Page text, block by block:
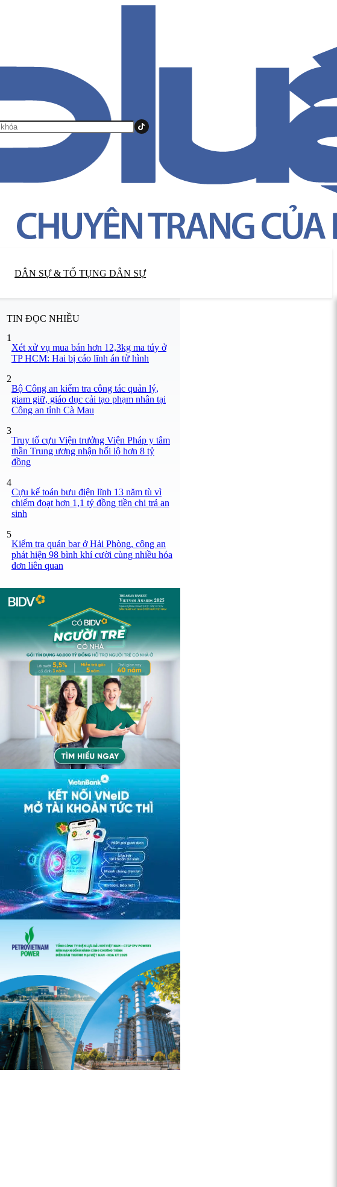
DÂN SỰ & TỐ TỤNG DÂN SỰ
TIN ĐỌC NHIỀU
1
Xét xử vụ mua bán hơn 12,3kg ma túy ở
TP HCM: Hai bị cáo lĩnh án tử hình
2
Bộ Công an kiểm tra công tác quản lý,
giam giữ, giáo dục cải tạo phạm nhân tại
Công an tỉnh Cà Mau
3
Truy tố cựu Viện trưởng Viện Pháp y tâm
thần Trung ương nhận hối lộ hơn 8 tỷ
đồng
4
Cựu kế toán bưu điện lĩnh 13 năm tù vì
chiếm đoạt hơn 1,1 tỷ đồng tiền chi trả an
sinh
5
Kiểm tra quán bar ở Hải Phòng, công an
phát hiện 98 bình khí cười cùng nhiều hóa
đơn liên quan